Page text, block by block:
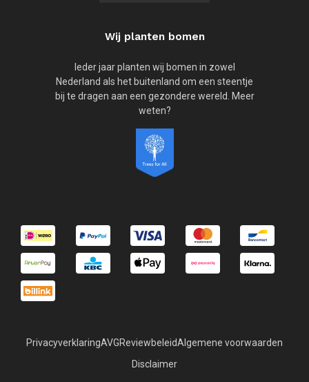
Wij planten bomen
Ieder jaar planten wij bomen in zowel
Nederland als het buitenland om een steentje
bij te dragen aan een gezondere wereld. Meer
weten?
PrivacyverklaringAVGReviewbeleidAlgemene voorwaarden
Disclaimer